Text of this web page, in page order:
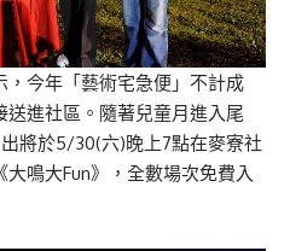
今年「藝術宅急便」不計成
進社區。隨著兒童月進入尾
將於5/30(六)晚上7點在麥寮社
鳴大Fun》，全數場次免費入